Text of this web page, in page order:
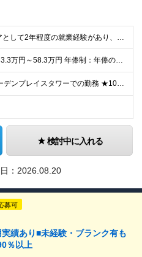
ITエンジニアとして2年程度の就業経験があり、下記いずれかのご経験をお持ちの方。 【インフラ経験者向け】 ・Ksh、Bash、 Zsh等のシェルスクリプトを使用した設計/構築/運用いずれかの実務経験
想定月収：33.3万円～58.3万円 年俸制：年俸の1/12を毎月支給／400万～700万円(12分割)＋各種手当+業績賞与＋交通費 ★昇給査定年2回 ★3か月ごとのインセンティブあり ★入社1年後に
★恵比寿ガーデンプレイスタワーでの勤務 ★100％自社内開発＆受託案件 【本社】 東京都渋谷区恵比寿4-20-3 恵比寿ガーデンプレイスタワー11階 ※(変更の範囲)上記を除く当社関連勤務地
検討中に入れる
： 2026.08.20
募可
績あり■未経験・ブランク有も
％以上